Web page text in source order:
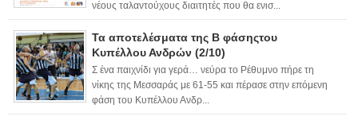
νέους ταλαντούχους διαιτητές που θα ενισ...
Τα αποτελέσματα της Β φάσηςτου
Κυπέλλου Ανδρών (2/10)
Σ ένα παιχνίδι για γερά… νεύρα το Ρέθυμνο πήρε τη
νίκης της Μεσσαράς με 61-55 και πέρασε στην επόμενη
φάση του Κυπέλλου Ανδρ...